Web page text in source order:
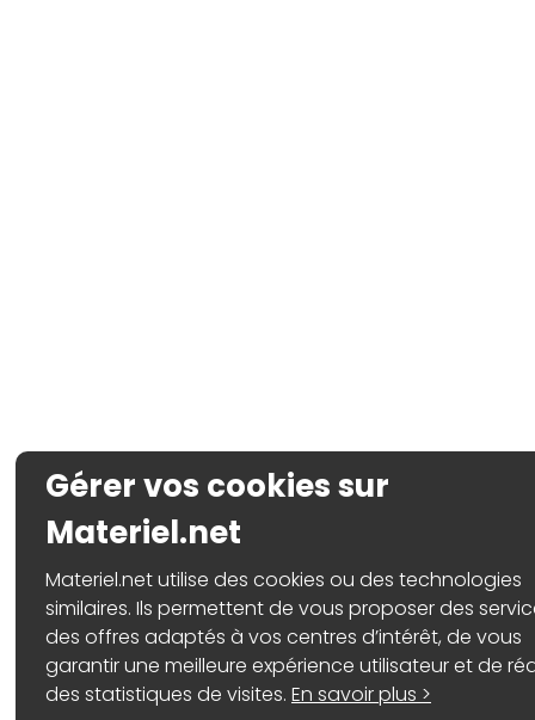
Gérer vos cookies sur
Materiel.net
Materiel.net utilise des cookies ou des technologies
similaires. Ils permettent de vous proposer des
des offres adaptés à vos centres d’intérêt, de vous
garantir une meilleure expérience utilisateur et de
des statistiques de visites.En savoir plus >